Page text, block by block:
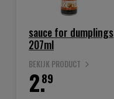
sauce for dumplings
207ml
BEKIJK PRODUCT
89
2.